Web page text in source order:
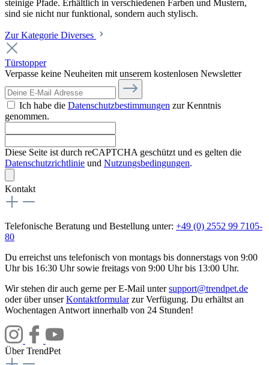
steinige Pfade. Erhältlich in verschiedenen Farben und Mustern,
sind sie nicht nur funktional, sondern auch stylisch.
Zur Kategorie Diverses
Türstopper
Verpasse keine Neuheiten mit unserem kostenlosen Newsletter
Ich habe die Datenschutzbestimmungen zur Kenntnis
genommen.
Diese Seite ist durch reCAPTCHA geschützt und es gelten die
Datenschutzrichtlinie und Nutzungsbedingungen.
Kontakt
Telefonische Beratung und Bestellung unter: +49 (0) 2552 99 7105-
80
Du erreichst uns telefonisch von montags bis donnerstags von 9:00
Uhr bis 16:30 Uhr sowie freitags von 9:00 Uhr bis 13:00 Uhr.
Wir stehen dir auch gerne per E-Mail untersupport@trendpet.de
oder über unserKontaktformularzur Verfügung. Du erhältst an
Wochentagen Antwort innerhalb von 24 Stunden!
Über TrendPet